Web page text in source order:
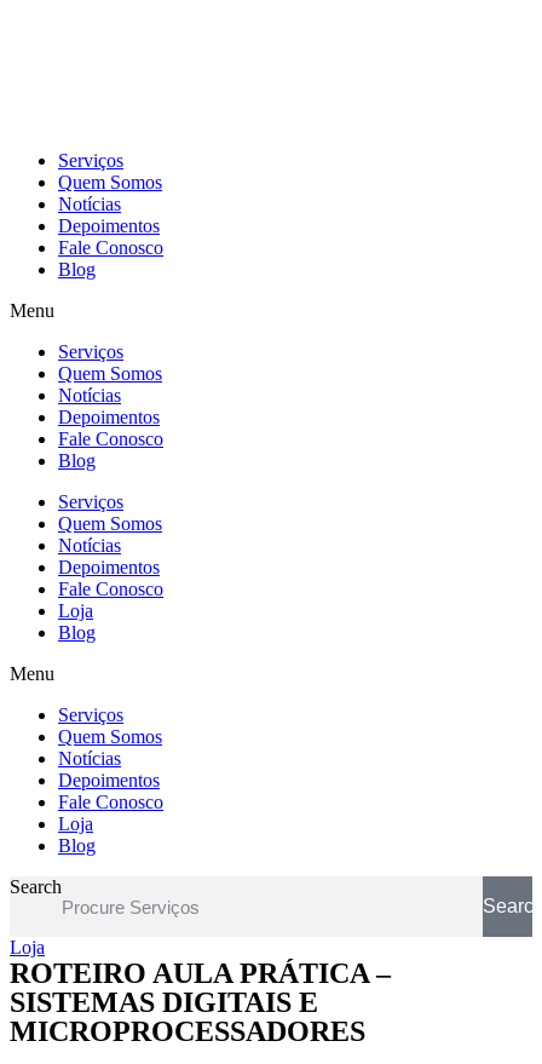
Serviços
Quem Somos
Notícias
Depoimentos
Fale Conosco
Blog
Menu
Serviços
Quem Somos
Notícias
Depoimentos
Fale Conosco
Blog
Serviços
Quem Somos
Notícias
Depoimentos
Fale Conosco
Loja
Blog
Menu
Serviços
Quem Somos
Notícias
Depoimentos
Fale Conosco
Loja
Blog
Search
Loja
ROTEIRO AULA PRÁTICA –
SISTEMAS DIGITAIS E
MICROPROCESSADORES